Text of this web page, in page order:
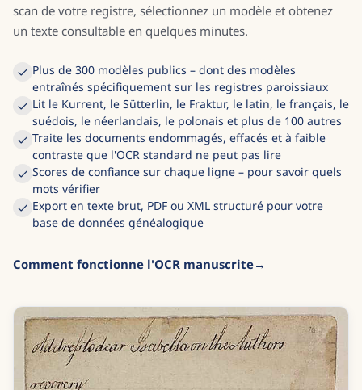
scan de votre registre, sélectionnez un modèle et obtenez
un texte consultable en quelques minutes.
Plus de 300 modèles publics – dont des modèles
entraînés spécifiquement sur les registres paroissiaux
Lit le Kurrent, le Sütterlin, le Fraktur, le latin, le français, le
suédois, le néerlandais, le polonais et plus de 100 autres
Traite les documents endommagés, effacés et à faible
contraste que l'OCR standard ne peut pas lire
Scores de confiance sur chaque ligne – pour savoir quels
mots vérifier
Export en texte brut, PDF ou XML structuré pour votre
base de données généalogique
Comment fonctionne l'OCR manuscrite